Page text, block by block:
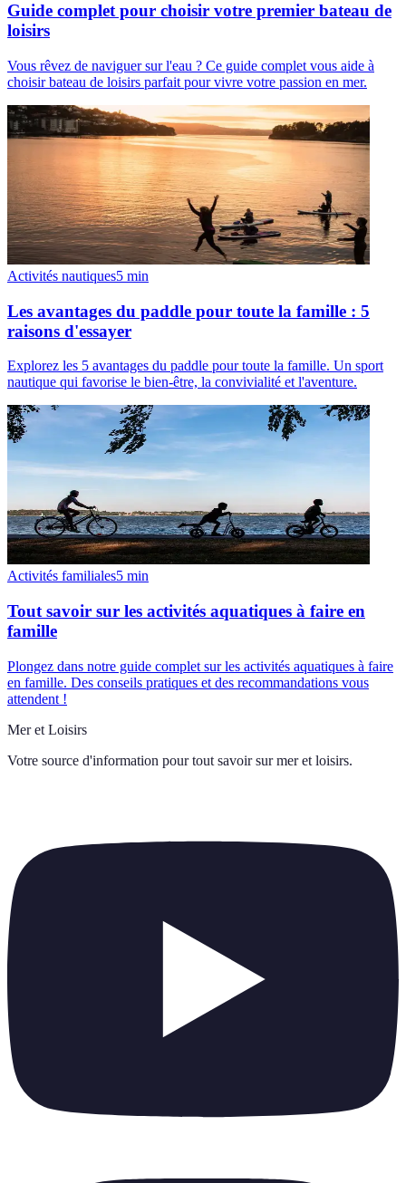
Guide complet pour choisir votre premier bateau de
loisirs
Vous rêvez de naviguer sur l'eau ? Ce guide complet vous aide à
choisir bateau de loisirs parfait pour vivre votre passion en mer.
Activités nautiques5 min
Les avantages du paddle pour toute la famille : 5
raisons d'essayer
Explorez les 5 avantages du paddle pour toute la famille. Un sport
nautique qui favorise le bien-être, la convivialité et l'aventure.
Activités familiales5 min
Tout savoir sur les activités aquatiques à faire en
famille
Plongez dans notre guide complet sur les activités aquatiques à faire
en famille. Des conseils pratiques et des recommandations vous
attendent !
Mer et Loisirs
Votre source d'information pour tout savoir sur mer et loisirs.